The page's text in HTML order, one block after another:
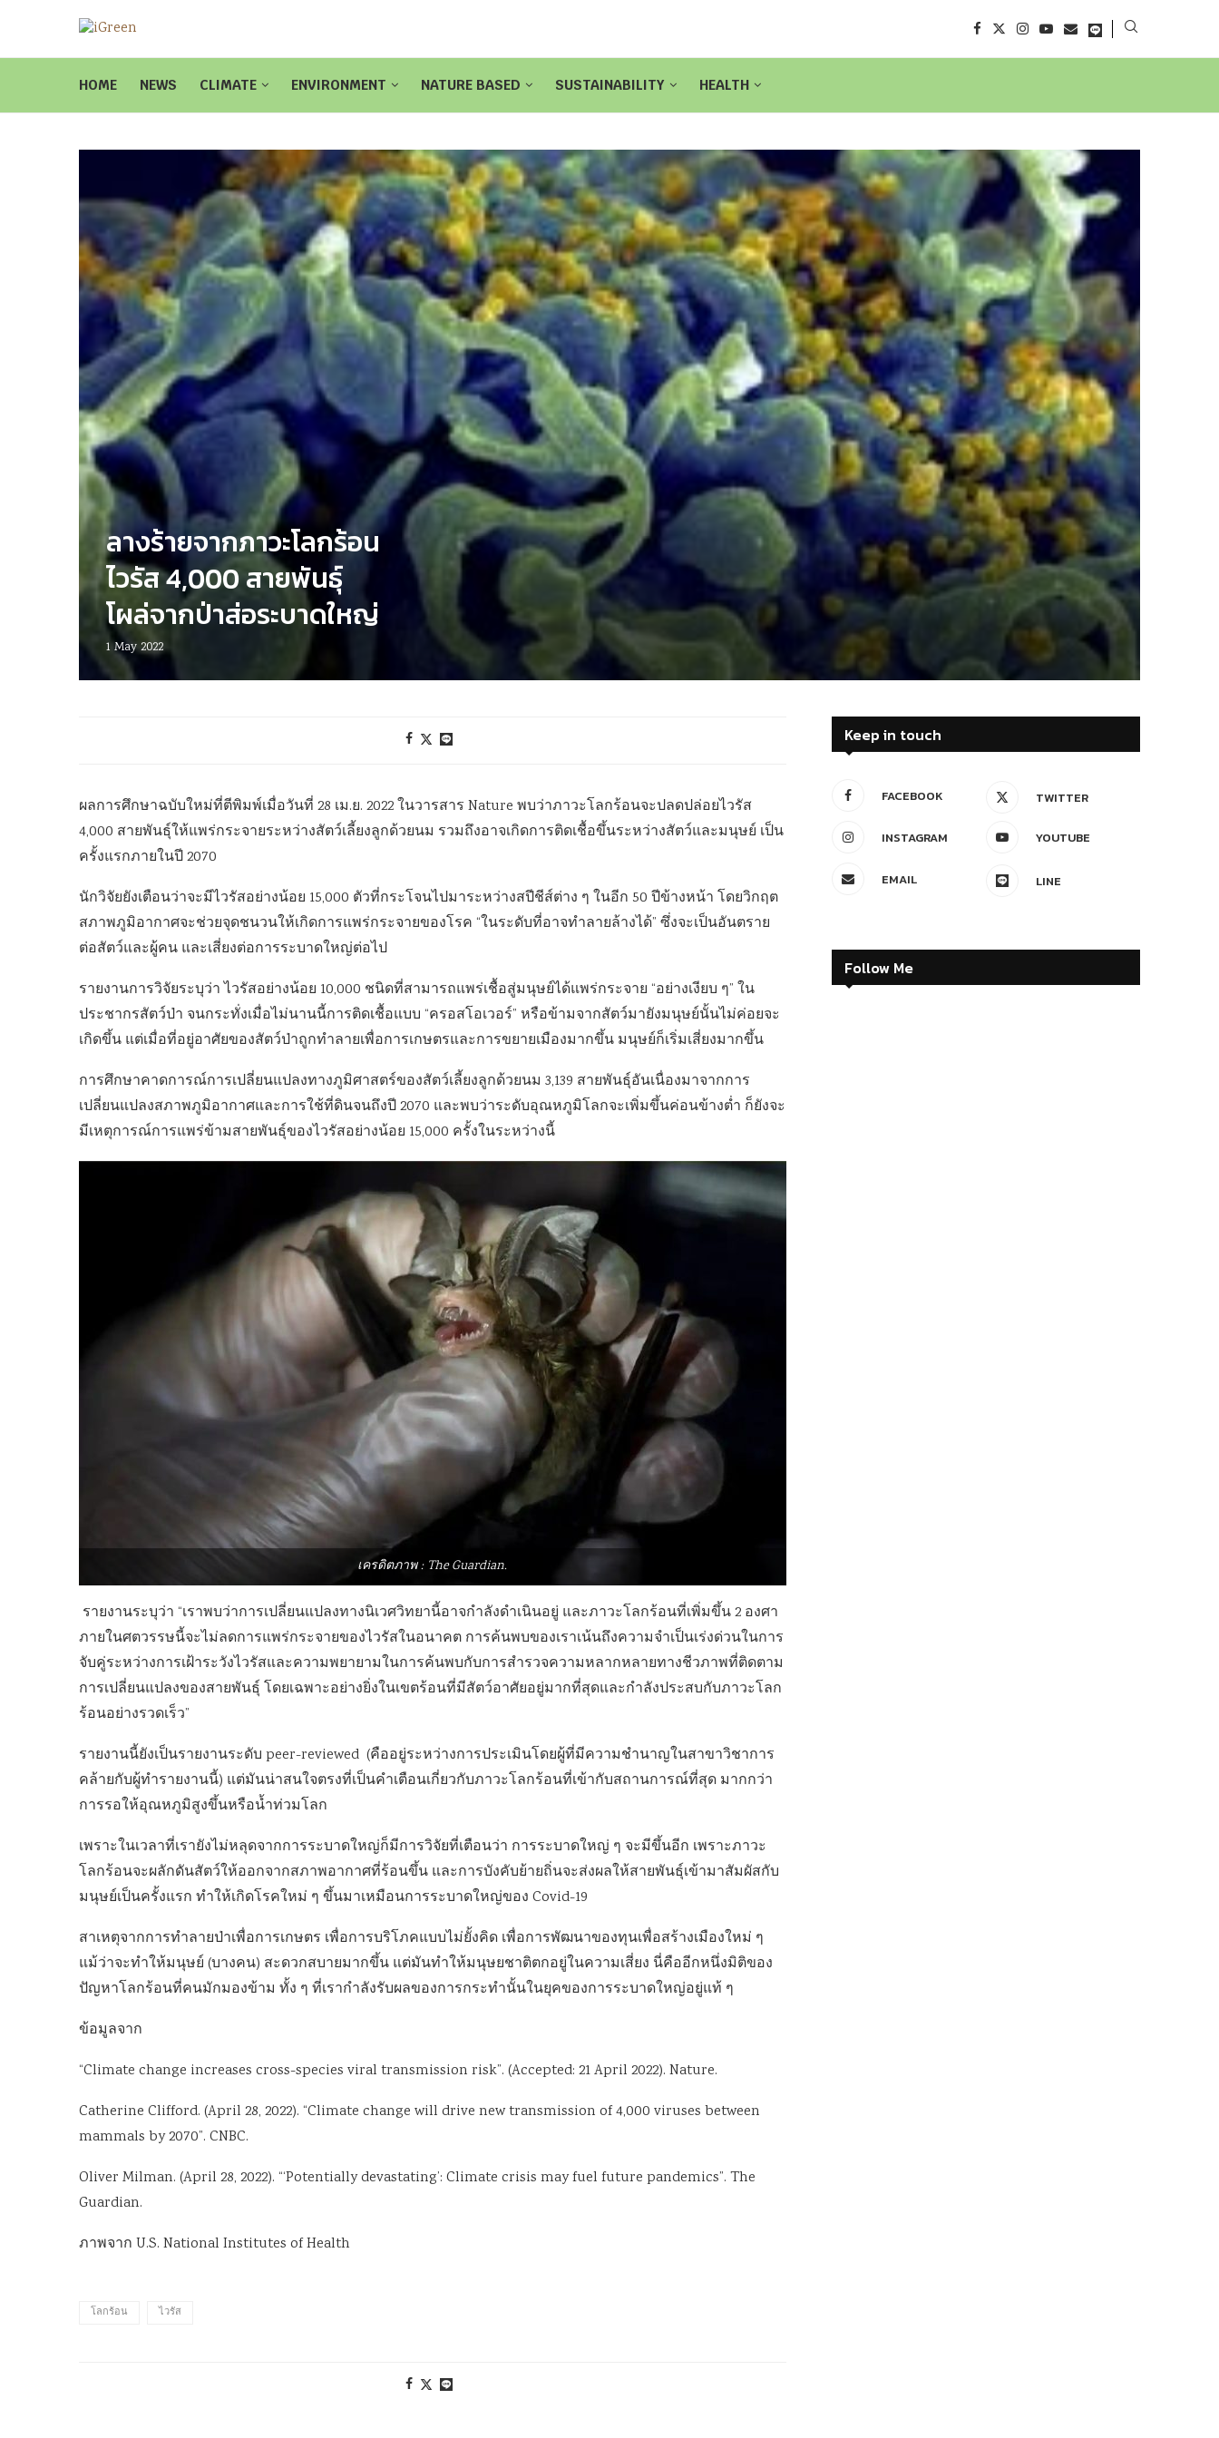
HOME NEWS CLIMATE ENVIRONMENT NATURE BASED SUSTAINABILITY HEALTH
ลางร้ายจากภาวะโลกร้อน
ไวรัส 4,000 สายพันธุ์
โผล่จากป่าส่อระบาดใหญ่
1 May 2022
ผลการศึกษาฉบับใหม่ที่ตีพิมพ์เมื่อวันที่ 28 เม.ย. 2022 ในวารสาร Nature พบว่าภาวะโลกร้อนจะปลดปล่อยไวรัส
4,000 สายพันธุ์ให้แพร่กระจายระหว่างสัตว์เลี้ยงลูกด้วยนม รวมถึงอาจเกิดการติดเชื้อขึ้นระหว่างสัตว์และมนุษย์ เป็น
ครั้งแรกภายในปี 2070
นักวิจัยยังเตือนว่าจะมีไวรัสอย่างน้อย 15,000 ตัวที่กระโจนไปมาระหว่างสปีชีส์ต่าง ๆ ในอีก 50 ปีข้างหน้า โดยวิกฤต
สภาพภูมิอากาศจะช่วยจุดชนวนให้เกิดการแพร่กระจายของโรค “ในระดับที่อาจทำลายล้างได้” ซึ่งจะเป็นอันตราย
ต่อสัตว์และผู้คน และเสี่ยงต่อการระบาดใหญ่ต่อไป
รายงานการวิจัยระบุว่า ไวรัสอย่างน้อย 10,000 ชนิดที่สามารถแพร่เชื้อสู่มนุษย์ได้แพร่กระจาย “อย่างเงียบ ๆ” ใน
ประชากรสัตว์ป่า จนกระทั่งเมื่อไม่นานนี้การติดเชื้อแบบ “ครอสโอเวอร์” หรือข้ามจากสัตว์มายังมนุษย์นั้นไม่ค่อยจะ
เกิดขึ้น แต่เมื่อที่อยู่อาศัยของสัตว์ป่าถูกทำลายเพื่อการเกษตรและการขยายเมืองมากขึ้น มนุษย์ก็เริ่มเสี่ยงมากขึ้น
การศึกษาคาดการณ์การเปลี่ยนแปลงทางภูมิศาสตร์ของสัตว์เลี้ยงลูกด้วยนม 3,139 สายพันธุ์อันเนื่องมาจากการ
เปลี่ยนแปลงสภาพภูมิอากาศและการใช้ที่ดินจนถึงปี 2070 และพบว่าระดับอุณหภูมิโลกจะเพิ่มขึ้นค่อนข้างต่ำ ก็ยังจะ
มีเหตุการณ์การแพร่ข้ามสายพันธุ์ของไวรัสอย่างน้อย 15,000 ครั้งในระหว่างนี้
เครดิตภาพ : The Guardian.
รายงานระบุว่า “เราพบว่าการเปลี่ยนแปลงทางนิเวศวิทยานี้อาจกำลังดำเนินอยู่ และภาวะโลกร้อนที่เพิ่มขึ้น 2 องศา
ภายในศตวรรษนี้จะไม่ลดการแพร่กระจายของไวรัสในอนาคต การค้นพบของเราเน้นถึงความจำเป็นเร่งด่วนในการ
จับคู่ระหว่างการเฝ้าระวังไวรัสและความพยายามในการค้นพบกับการสำรวจความหลากหลายทางชีวภาพที่ติดตาม
การเปลี่ยนแปลงของสายพันธุ์ โดยเฉพาะอย่างยิ่งในเขตร้อนที่มีสัตว์อาศัยอยู่มากที่สุดและกำลังประสบกับภาวะโลก
ร้อนอย่างรวดเร็ว”
รายงานนี้ยังเป็นรายงานระดับ peer-reviewed (คืออยู่ระหว่างการประเมินโดยผู้ที่มีความชำนาญในสาขาวิชาการ
คล้ายกับผู้ทำรายงานนี้) แต่มันน่าสนใจตรงที่เป็นคำเตือนเกี่ยวกับภาวะโลกร้อนที่เข้ากับสถานการณ์ที่สุด มากกว่า
การรอให้อุณหภูมิสูงขึ้นหรือน้ำท่วมโลก
เพราะในเวลาที่เรายังไม่หลุดจากการระบาดใหญ่ก็มีการวิจัยที่เตือนว่า การระบาดใหญ่ ๆ จะมีขึ้นอีก เพราะภาวะ
โลกร้อนจะผลักดันสัตว์ให้ออกจากสภาพอากาศที่ร้อนขึ้น และการบังคับย้ายถิ่นจะส่งผลให้สายพันธุ์เข้ามาสัมผัสกับ
มนุษย์เป็นครั้งแรก ทำให้เกิดโรคใหม่ ๆ ขึ้นมาเหมือนการระบาดใหญ่ของ Covid-19
สาเหตุจากการทำลายป่าเพื่อการเกษตร เพื่อการบริโภคแบบไม่ยั้งคิด เพื่อการพัฒนาของทุนเพื่อสร้างเมืองใหม่ ๆ
แม้ว่าจะทำให้มนุษย์ (บางคน) สะดวกสบายมากขึ้น แต่มันทำให้มนุษยชาติตกอยู่ในความเสี่ยง นี่คืออีกหนึ่งมิติของ
ปัญหาโลกร้อนที่คนมักมองข้าม ทั้ง ๆ ที่เรากำลังรับผลของการกระทำนั้นในยุคของการระบาดใหญ่อยู่แท้ ๆ
ข้อมูลจาก
“Climate change increases cross-species viral transmission risk”. (Accepted: 21 April 2022). Nature.
Catherine Clifford. (April 28, 2022). “Climate change will drive new transmission of 4,000 viruses between
mammals by 2070”. CNBC.
Oliver Milman. (April 28, 2022). “‘Potentially devastating’: Climate crisis may fuel future pandemics”. The
Guardian.
ภาพจาก U.S. National Institutes of Health
โลกร้อน ไวรัส
Keep in touch
FACEBOOK TWITTER
INSTAGRAM YOUTUBE
EMAIL LINE
Follow Me